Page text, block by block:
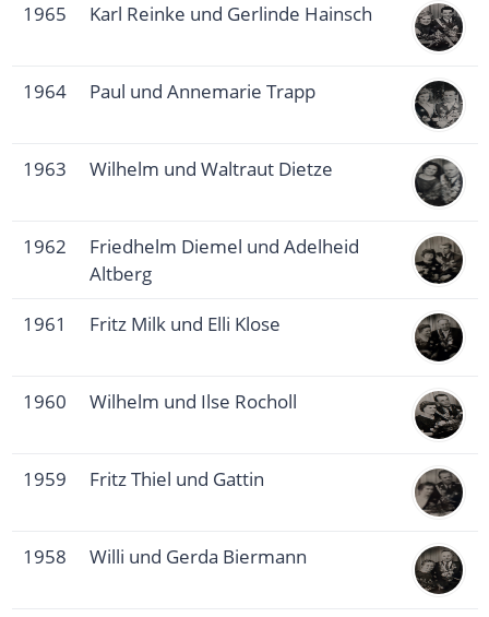
1965 Karl Reinke und Gerlinde Hainsch
1964 Paul und Annemarie Trapp
1963 Wilhelm und Waltraut Dietze
1962
Friedhelm Diemel und Adelheid
Altberg
1961
Fritz Milk und Elli Klose
1960 Wilhelm und Ilse Rocholl
1959 Fritz Thiel und Gattin
1958 Willi und Gerda Biermann